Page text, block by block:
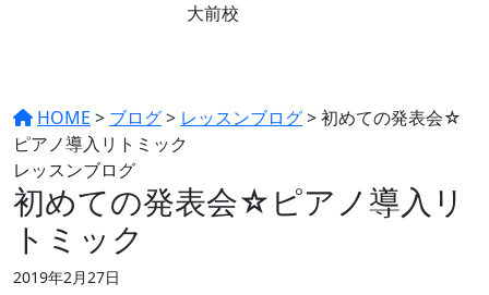
大前校
HOME > ブログ> レッスンブログ>初めての発表会☆
ピアノ導入リトミック
レッスンブログ
初めての発表会☆ピアノ導入リ
トミック
2019年2月27日